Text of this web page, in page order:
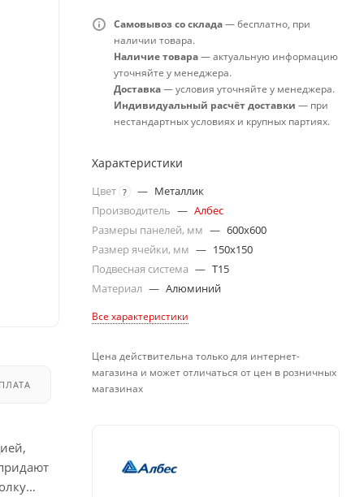
Самовывоз со склада— бесплатно, при
наличии товара.
Наличие товара— актуальную информацию
уточняйте у менеджера.
Доставка— условия уточняйте у менеджера.
Индивидуальный расчёт доставки — при
нестандартных условиях и крупных партиях.
Характеристики
Цвет ? — Металлик
Производитель — Албес
Размеры панелей, мм — 600x600
Размер ячейки, мм — 150x150
Подвесная система — T15
Материал — Алюминий
Все характеристики
Цена действительна только для интернет-
магазина и может отличаться от цен в розничных
магазинах